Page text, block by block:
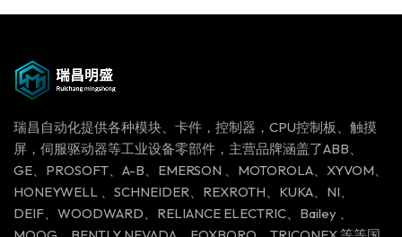
瑞昌自动化提供各种模块、卡件，控制器，CPU控制板、触摸
屏，伺服驱动器等工业设备零部件，主营品牌涵盖了ABB、
GE、PROSOFT、A-B、EMERSON 、MOTOROLA、XYVOM、
HONEYWELL 、SCHNEIDER、REXROTH、KUKA、NI、
DEIF、WOODWARD、RELIANCE ELECTRIC、Bailey 、